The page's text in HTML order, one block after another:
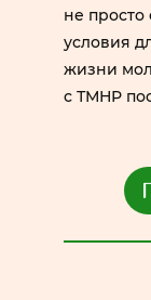
не просто
условия
жизни
с ТМНР